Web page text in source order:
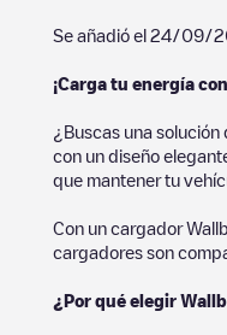
Se añadió el 24/09/
¡Carga tu energía
¿Buscas una
con un diseño
que mantener tu
Con un cargador
cargadores son
¿Por qué elegir